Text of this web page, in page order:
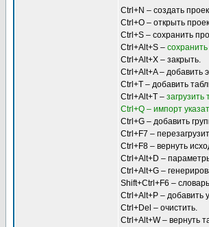
Ctrl+N – создать
Ctrl+O – открыть
Ctrl+S – сохранить
Ctrl+Alt+S – сохранить
Ctrl+Alt+X – закрыть.
Ctrl+Alt+A – добавить
Ctrl+T – добавить
Ctrl+Alt+T –
Ctrl+Q – импорт
Ctrl+G – добавить
Ctrl+F7 –
Ctrl+F8 – вернуть
Ctrl+Alt+D –
Ctrl+Alt+G –
Shift+Ctrl+F6 –
Ctrl+Alt+P – добавить
Ctrl+Del – очистить.
Ctrl+Alt+W – вернуть